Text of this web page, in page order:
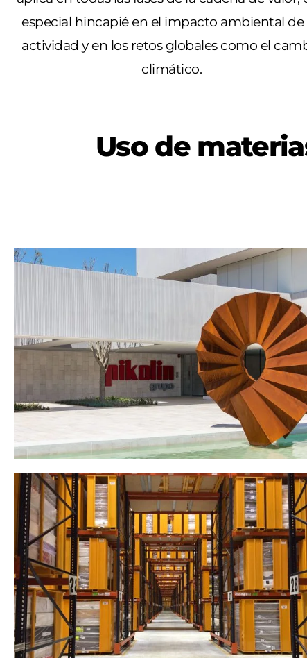
especial hincapié en el impacto ambiental de
actividad y en los retos globales como el
climático.
Uso de